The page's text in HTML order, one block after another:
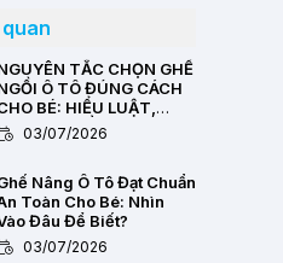
TẮC CHỌN GHẾ
Ô TÔ ĐÚNG CÁCH
BÉ: HIỂU LUẬT,
CHUẨN KỸ THUẬT
03/07/2026
Nâng Ô Tô Đạt Chuẩn
Toàn Cho Bé: Nhìn
Đâu Để Biết?
03/07/2026